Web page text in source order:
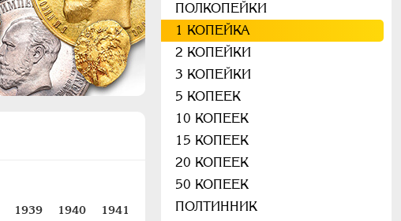
1939 1940
1941
ПОЛКОПЕЙКИ
1 КОПЕЙКА
2 КОПЕЙКИ
3 КОПЕЙКИ
5 КОПЕЕК
10 КОПЕЕК
15 КОПЕЕК
20 КОПЕЕК
50 КОПЕЕК
ПОЛТИННИК